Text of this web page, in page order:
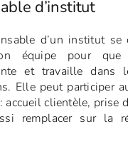
d’institut
d’un institut
équipe pour
et travaille dans
Elle peut participer
accueil clientèle, prise
remplacer sur la